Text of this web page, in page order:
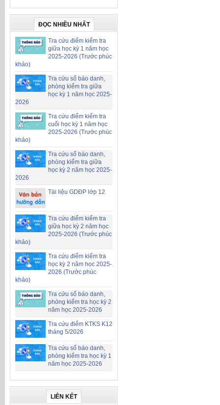
ĐỌC NHIỀU NHẤT
Tra cứu điểm kiểm tra
giữa học kỳ 1 năm học
2025-2026 (Trước phúc
khảo)
Tra cứu số báo danh,
phòng kiểm tra giữa
học kỳ 1 năm học 2025-
2026
Tra cứu điểm kiểm tra
cuối học kỳ 1 năm học
2025-2026 (Trước phúc
khảo)
Tra cứu số báo danh,
phòng kiểm tra giữa
học kỳ 2 năm học 2025-
2026
Tài liệu GDĐP lớp 12
Tra cứu điểm kiểm tra
giữa học kỳ 2 năm học
2025-2026 (Trước phúc
khảo)
Tra cứu điểm kiểm tra
học kỳ 2 năm học 2025-
2026 (Trước phúc
khảo)
Tra cứu số báo danh,
phòng kiểm tra học kỳ 2
năm học 2025-2026
Tra cứu điểm KTKS K12
tháng 5/2026
Tra cứu số báo danh,
phòng kiểm tra học kỳ 1
năm học 2025-2026
LIÊN KẾT